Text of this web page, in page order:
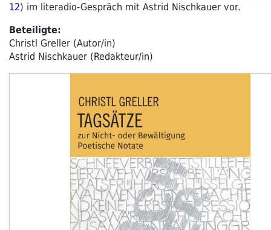
12) im literadio-Gespräch mit Astrid Nischkauer vor.
Beteiligte:
Christl Greller (Autor/in)
Astrid Nischkauer (Redakteur/in)